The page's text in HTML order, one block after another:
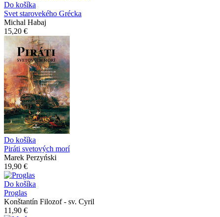
Do košíka
Svet starovekého Grécka
Michal Habaj
15,20 €
Do košíka
Piráti svetových morí
Marek Perzyński
19,90 €
Do košíka
Proglas
Konštantín Filozof - sv. Cyril
11,90 €